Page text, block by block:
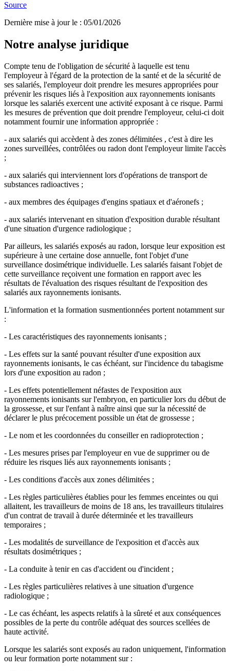
Source
Dernière mise à jour le : 05/01/2026
Notre analyse juridique
Compte tenu de l'obligation de sécurité à laquelle est tenu
l'employeur à l'égard de la protection de la santé et de la sécurité de
ses salariés, l'employeur doit prendre les mesures appropriées pour
prévenir les risques liés à l'exposition aux rayonnements ionisants
lorsque les salariés exercent une activité exposant à ce risque. Parmi
les mesures de prévention que doit prendre l'employeur, celui-ci doit
notamment fournir une information appropriée :
- aux salariés qui accèdent à des zones délimitées , c'est à dire les
zones surveillées, contrôlées ou radon dont l'employeur limite l'accès
;
- aux salariés qui interviennent lors d'opérations de transport de
substances radioactives ;
- aux membres des équipages d'engins spatiaux et d'aéronefs ;
- aux salariés intervenant en situation d'exposition durable résultant
d'une situation d'urgence radiologique ;
Par ailleurs, les salariés exposés au radon, lorsque leur exposition est
supérieure à une certaine dose annuelle, font l'objet d'une
surveillance dosimétrique individuelle. Les salariés faisant l'objet de
cette surveillance reçoivent une formation en rapport avec les
résultats de l'évaluation des risques résultant de l'exposition des
salariés aux rayonnements ionisants.
L'information et la formation susmentionnées portent notamment sur
:
- Les caractéristiques des rayonnements ionisants ;
- Les effets sur la santé pouvant résulter d'une exposition aux
rayonnements ionisants, le cas échéant, sur l'incidence du tabagisme
lors d'une exposition au radon ;
- Les effets potentiellement néfastes de l'exposition aux
rayonnements ionisants sur l'embryon, en particulier lors du début de
la grossesse, et sur l'enfant à naître ainsi que sur la nécessité de
déclarer le plus précocement possible un état de grossesse ;
- Le nom et les coordonnées du conseiller en radioprotection ;
- Les mesures prises par l'employeur en vue de supprimer ou de
réduire les risques liés aux rayonnements ionisants ;
- Les conditions d'accès aux zones délimitées ;
- Les règles particulières établies pour les femmes enceintes ou qui
allaitent, les travailleurs de moins de 18 ans, les travailleurs titulaires
d'un contrat de travail à durée déterminée et les travailleurs
temporaires ;
- Les modalités de surveillance de l'exposition et d'accès aux
résultats dosimétriques ;
- La conduite à tenir en cas d'accident ou d'incident ;
- Les règles particulières relatives à une situation d'urgence
radiologique ;
- Le cas échéant, les aspects relatifs à la sûreté et aux conséquences
possibles de la perte du contrôle adéquat des sources scellées de
haute activité.
Lorsque les salariés sont exposés au radon uniquement, l'information
ou leur formation porte notamment sur :